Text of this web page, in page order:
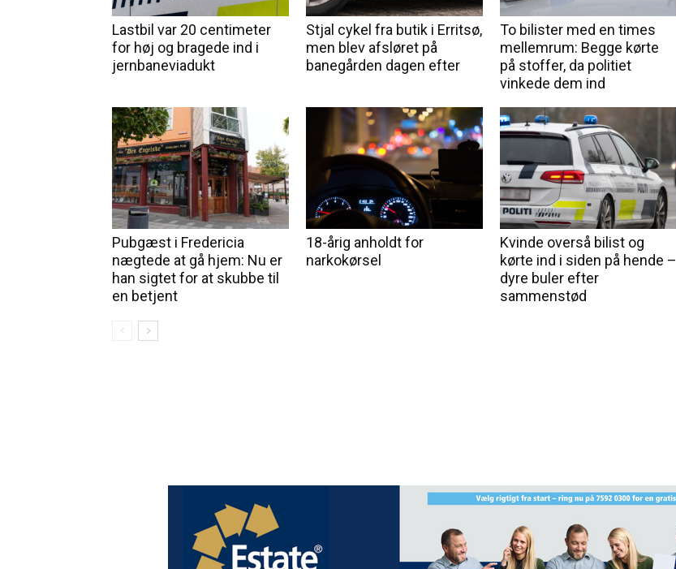
Lastbil var 20 centimeter
for høj og bragede ind i
jernbaneviadukt
Stjal cykel fra butik i Erritsø,
men blev afsløret på
banegården dagen efter
To bilister med en times
mellemrum: Begge kørte
på stoffer, da politiet
vinkede dem ind
Pubgæst i Fredericia
nægtede at gå hjem: Nu er
han sigtet for at skubbe til
en betjent
18-årig anholdt for
narkokørsel
Kvinde overså bilist og
kørte ind i siden på hende –
dyre buler efter
sammenstød